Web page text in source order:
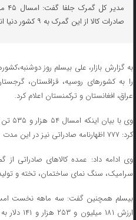
صادرات کالا از این گمرک به ۹ کشور دنیا انجام شده است.
به گزارش بازار، علی بیسلم روز
را به کشورهای روسیه، قزاقستان،
عراق، افغانستان و ترکمنستان اعلام کرد.
وی با
کرد: ۷۷۷ اظهارنامه صادراتی نیز در این مدت صادر شده است.
وی ادامه داد: عمده کالاهای صادراتی
سرامیک، سنگ نمای ساختمان، تخته و